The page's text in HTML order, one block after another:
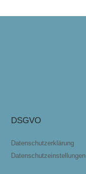
DSGVO
Datenschutzerklärung
Datenschutzeinstellungen